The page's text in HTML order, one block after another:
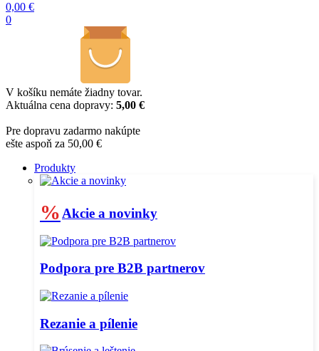
0,00 €
0
V košíku nemáte žiadny tovar.
Aktuálna cena dopravy: 5,00 €
Pre dopravu zadarmo nakúpte
ešte aspoň za 50,00 €
Produkty
% Akcie a novinky
Podpora pre B2B partnerov
Rezanie a pílenie